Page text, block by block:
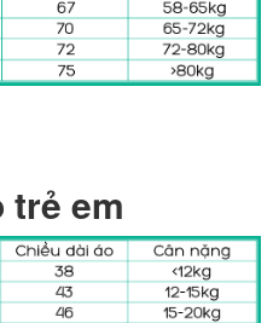
trẻ em